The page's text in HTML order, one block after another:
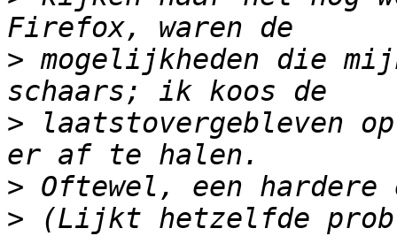
> mogelijkheden die
> laatstovergebleven
>
> (Lijkt hetzelfde